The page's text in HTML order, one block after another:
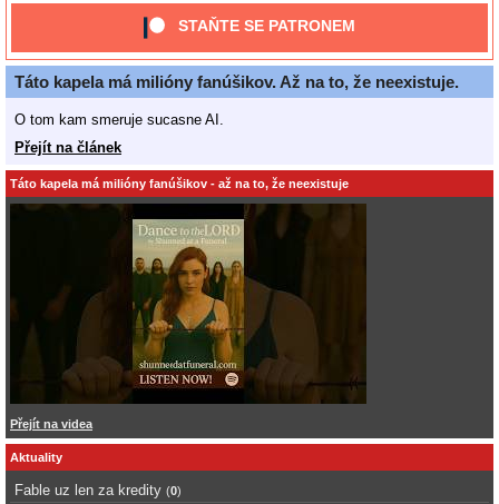
STAŇTE SE PATRONEM
Táto kapela má milióny fanúšikov. Až na to, že neexistuje.
O tom kam smeruje sucasne AI.
Přejít na článek
Táto kapela má milióny fanúšikov - až na to, že neexistuje
Přejít na videa
Aktuality
Fable uz len za kredity (0)